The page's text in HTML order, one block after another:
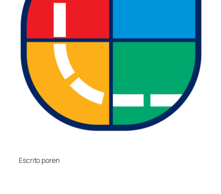
Escrito poren